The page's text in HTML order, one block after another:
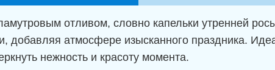
отливом, словно капельки утренней
добавляя атмосфере изысканного праздника.
нежность и красоту момента.